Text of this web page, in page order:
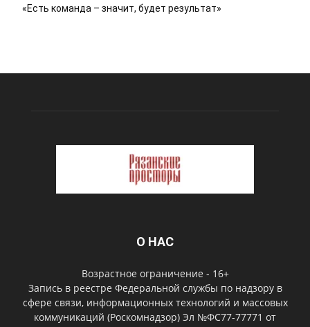
«Есть команда – значит, будет результат»
О НАС
Возрастное ограничение - 16+
Запись в реестре Федеральной службы по надзору в
сфере связи, информационных технологий и массовых
коммуникаций (Роскомнадзор) Эл №ФС77-77771 от